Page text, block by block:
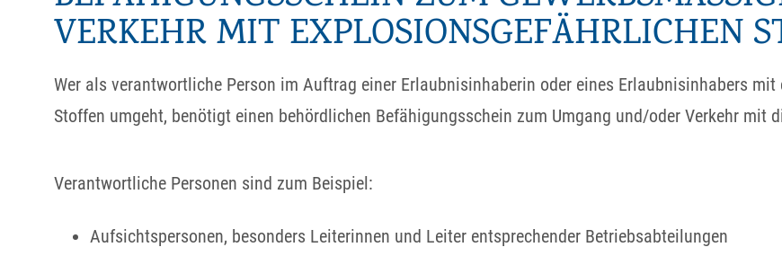
ERKEHR MIT EXPLOSIONSGEFÄHRLICHEN
Wer als verantwortliche Person im Auftrag einer Erlaubnisinhaberin oder eines Erlaubnisinhabers
Stoffen umgeht, benötigt einen behördlichen Befähigungsschein zum Umgang und/oder Verkehr mit
Verantwortliche Personen sind zum Beispiel:
Aufsichtspersonen, besonders Leiterinnen und Leiter entsprechender Betriebsabteilungen